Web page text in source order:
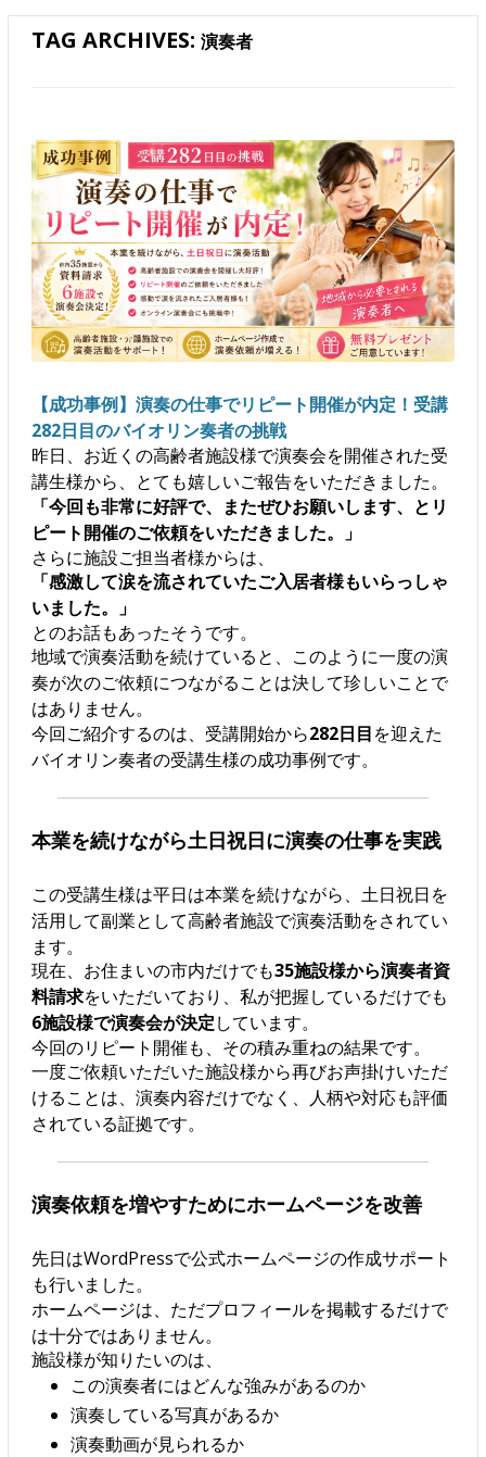
TAG ARCHIVES: 演奏者
【成功事例】演奏の仕事でリピート開催が内定！受講
282日目のバイオリン奏者の挑戦
昨日、お近くの高齢者施設様で演奏会を開催された受
講生様から、とても嬉しいご報告をいただきました。
「今回も非常に好評で、またぜひお願いします、とリ
ピート開催のご依頼をいただきました。」
さらに施設ご担当者様からは、
「感激して涙を流されていたご入居者様もいらっしゃ
いました。」
とのお話もあったそうです。
地域で演奏活動を続けていると、このように一度の演
奏が次のご依頼につながることは決して珍しいことで
はありません。
今回ご紹介するのは、受講開始から282日目を迎えた
バイオリン奏者の受講生様の成功事例です。
本業を続けながら土日祝日に演奏の仕事を実践
この受講生様は平日は本業を続けながら、土日祝日を
活用して副業として高齢者施設で演奏活動をされてい
ます。
現在、お住まいの市内だけでも35施設様から演奏者資
料請求をいただいており、私が把握しているだけでも
6施設様で演奏会が決定しています。
今回のリピート開催も、その積み重ねの結果です。
一度ご依頼いただいた施設様から再びお声掛けいただ
けることは、演奏内容だけでなく、人柄や対応も評価
されている証拠です。
演奏依頼を増やすためにホームページを改善
先日はWordPressで公式ホームページの作成サポート
も行いました。
ホームページは、ただプロフィールを掲載するだけで
は十分ではありません。
施設様が知りたいのは、
この演奏者にはどんな強みがあるのか
演奏している写真があるか
演奏動画が見られるか